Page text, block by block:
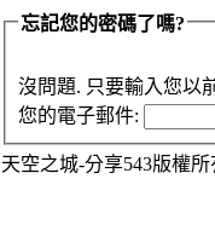
忘記您的密碼了嗎?
沒問題. 只要輸入您以
您的電子郵件:
天空之城-分享543版權所